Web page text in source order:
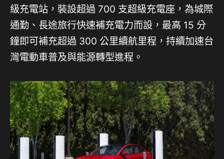
級充電站，裝設超過 700 支超級充電座，為城際
通勤、長途旅行快速補充電力而設，最高 15 分
鐘即可補充超過 300 公里續航里程，持續加速台
灣電動車普及與能源轉型進程。